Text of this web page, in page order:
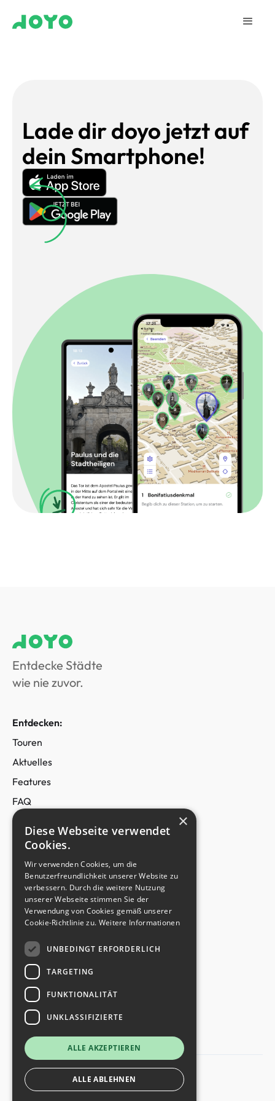
Lade dir doyo jetzt auf
dein Smartphone!
Entdecke Städte
wie nie zuvor.
Entdecken:
Touren
Aktuelles
Features
FAQ
Geo-Guessing-Game
Für Städte:
Tour entwickeln
zum Whitepaper
doyo in:
Romrod
Würzburg
Zürich
© 2026 – kaleidos:code GmbH
×
Diese Webseite verwendet
Cookies.
Wir verwenden Cookies, um die
Benutzerfreundlichkeit unserer Website zu
verbessern. Durch die weitere Nutzung
unserer Webseite stimmen Sie der
Verwendung von Cookies gemäß unserer
Cookie-Richtlinie zu. Weitere Informationen
UNBEDINGT ERFORDERLICH
TARGETING
FUNKTIONALITÄT
UNKLASSIFIZIERTE
ALLE AKZEPTIEREN
ALLE ABLEHNEN